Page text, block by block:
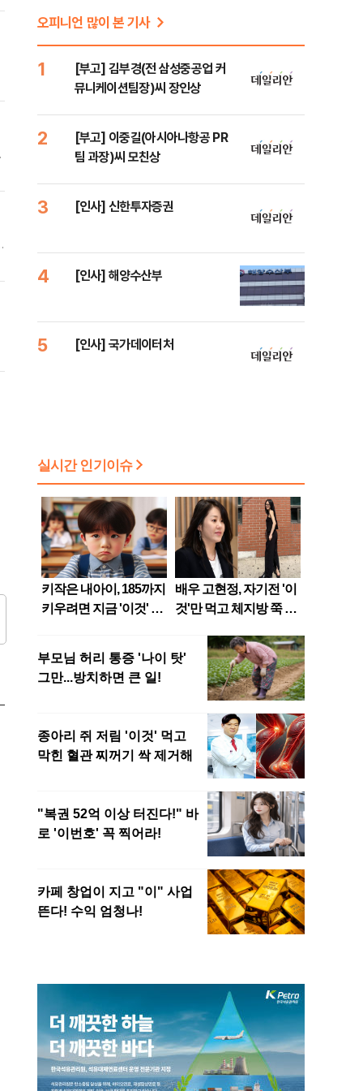
오피니언 많이 본 기사
1
[부고] 김부경(전 삼성중공업 커
뮤니케이션팀장)씨 장인상
2
[부고] 이중길(아시아나항공 PR
팀 과장)씨 모친상
3 [인사] 신한투자증권
4 [인사] 해양수산부
5 [인사] 국가데이터처